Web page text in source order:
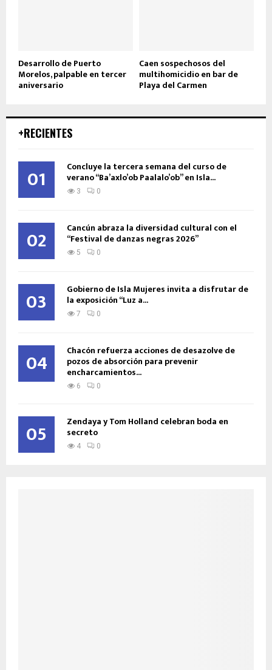
Desarrollo de Puerto
Morelos, palpable en tercer
aniversario
Caen sospechosos del
multihomicidio en bar de
Playa del Carmen
+RECIENTES
01 Concluye la tercera semana del curso de
verano “Ba’axlo’ob Paalalo’ob” en Isla...
3 0
02 Cancún abraza la diversidad cultural con el
“Festival de danzas negras 2026”
5 0
03 Gobierno de Isla Mujeres invita a disfrutar de
la exposición “Luz a...
7 0
04 Chacón refuerza acciones de desazolve de
pozos de absorción para prevenir
encharcamientos...
6 0
05 Zendaya y Tom Holland celebran boda en
secreto
4 0